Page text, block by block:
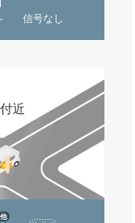
信号なし
近
他